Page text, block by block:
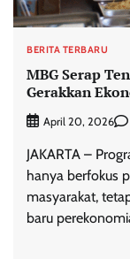
BERITA TERBARU
MBG Serap
Gerakkan
April 20, 2026
JAKARTA –
hanya berfokus
masyarakat,
baru